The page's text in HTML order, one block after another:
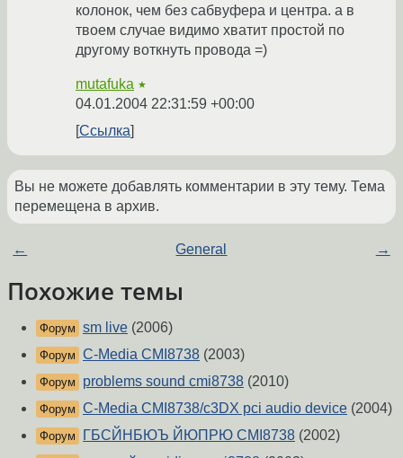
колонок, чем без сабвуфера и центра. а в
твоем случае видимо хватит простой по
другому воткнуть провода =)
mutafuka ★
04.01.2004 22:31:59 +00:00
Ссылка
Вы не можете добавлять комментарии в эту тему. Тема
перемещена в архив.
← General →
Похожие темы
Форум sm live (2006)
Форум C-Media CMI8738 (2003)
Форум problems sound cmi8738 (2010)
Форум C-Media CMI8738/c3DX pci audio device (2004)
Форум ГБСЙНБЮЪ ЙЮПРЮ CMI8738 (2002)